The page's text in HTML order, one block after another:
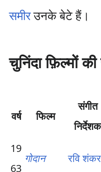
समीरउनके बेटे हैं।
चुनिंदा फ़िल्मों
वर्ष फिल्म
संगीत
निर्देशक
19
63
गोदान रवि शंकर